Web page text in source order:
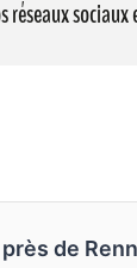
sociaux
de